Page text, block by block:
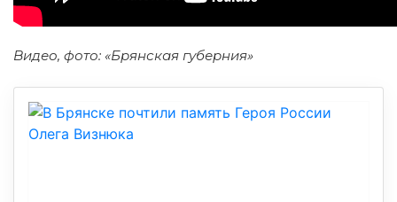
Видео, фото: «Брянская губерния»